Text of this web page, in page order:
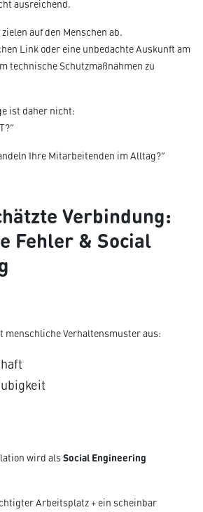
ausreichend.
auf den Menschen ab.
Link oder eine unbedachte Auskunft am
technische Schutzmaßnahmen zu
ist daher nicht:
Ihre Mitarbeitenden im Alltag?“
Verbindung:
Fehler & Social
menschliche Verhaltensmuster aus:
wird alsSocial Engineering
Arbeitsplatz + ein scheinbar